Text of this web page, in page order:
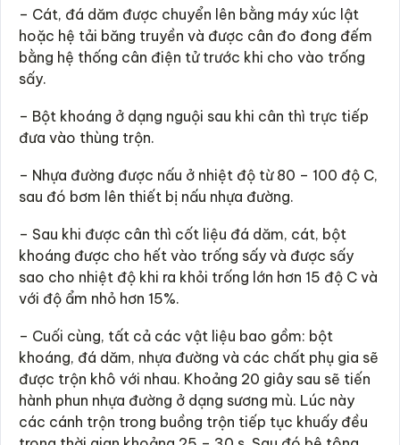
– Cát, đá dăm được chuyển lên bằng máy xúc lật
hoặc hệ tải băng truyền và được cân đo đong đếm
bằng hệ thống cân điện tử trước khi cho vào trống
sấy.
– Bột khoáng ở dạng nguội sau khi cân thì trực tiếp
đưa vào thùng trộn.
– Nhựa đường được nấu ở nhiệt độ từ 80 – 100 độ C,
sau đó bơm lên thiết bị nấu nhựa đường.
– Sau khi được cân thì cốt liệu đá dăm, cát, bột
khoáng được cho hết vào trống sấy và được sấy
sao cho nhiệt độ khi ra khỏi trống lớn hơn 15 độ C và
với độ ẩm nhỏ hơn 15%.
– Cuối cùng, tất cả các vật liệu bao gồm: bột
khoáng, đá dăm, nhựa đường và các chất phụ gia sẽ
được trộn khô với nhau. Khoảng 20 giây sau sẽ tiến
hành phun nhựa đường ở dạng sương mù. Lúc này
các cánh trộn trong buồng trộn tiếp tục khuấy đều